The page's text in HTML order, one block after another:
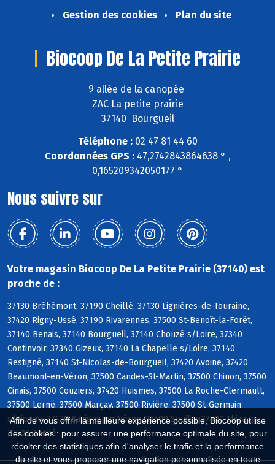
Afin de vous offrir la meilleure expérience possible, Biocoop utilise
des cookies : pour assurer une performance optimale du site, pour
récolter des statistiques afin d'analyser le trafic et la performance
du site et vous proposer une navigation personnalisée en toute
Gestion des cookies
Plan du site
Biocoop De La Petite Prairie
9 allée de la canopée
ZAC La petite prairie
37140 Bourgueil
Téléphone :02 47 81 44 60
Coordonnées GPS :47,2742843864638 ° ,
0,165209342050177 °
Nous suivre sur
Votre magasin Biocoop De La Petite Prairie (37140) est
proche de :
37130 Bréhémont, 37190 Cheillé, 37130 Lignières-de-Touraine,
37420 Rigny-Ussé, 37190 Rivarennes, 37500 St-Benoît-la-Forêt,
37140 Benais, 37140 Bourgueil, 37140 Chouzé s/Loire, 37340
Continvoir, 37340 Gizeux, 37140 La Chapelle s/Loire, 37140
Restigné, 37140 St-Nicolas-de-Bourgueil, 37420 Avoine, 37420
Beaumont-en-Véron, 37500 Candes-St-Martin, 37500 Chinon, 37500
Cinais, 37500 Couziers, 37420 Huismes, 37500 La Roche-Clermault,
37500 Lerné, 37500 Marçay, 37500 Rivière, 37500 St-Germain
s/Vienne, 37420 Savigny-en-Véron, 37500 Seuilly, 37500 Thizay,
37500 Anché